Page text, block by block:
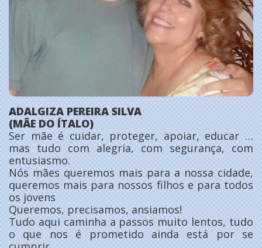
ADALGIZA PEREIRA SILVA
(MÃE DO ÍTALO)
Ser mãe é cuidar, proteger, apoiar, educar …
mas tudo com alegria, com segurança, com
entusiasmo.
Nós mães queremos mais para a nossa cidade,
queremos mais para nossos filhos e para todos
os jovens
Queremos, precisamos, ansiamos!
Tudo aqui caminha a passos muito lentos, tudo
o que nos é prometido ainda está por se